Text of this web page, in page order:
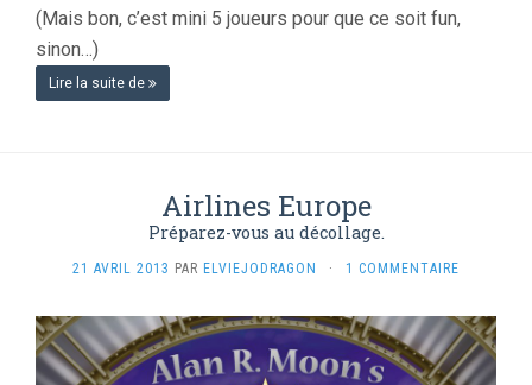
(Mais bon, c’est mini 5 joueurs pour que ce soit fun,
sinon…)
Lire la suite de
Airlines Europe
Préparez-vous au décollage.
21 AVRIL 2013 PAR ELVIEJODRAGON · 1 COMMENTAIRE